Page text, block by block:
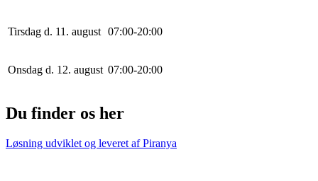
Tirsdag d. 11. august 07:00-20:00
Onsdag d. 12. august 07:00-20:00
Du finder os her
Løsning udviklet og leveret afPiranya